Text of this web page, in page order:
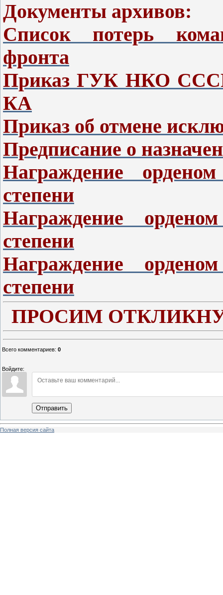
Документы архивов:
Список потерь
фронта
Приказ ГУК НКО СССР
КА
Приказ об отмене
Предписание о
Награждение
степени
Награждение
степени
Награждение
степени
ПРОСИМ
Всего комментариев: 0
Войдите:
Отправить
Полная версия сайта